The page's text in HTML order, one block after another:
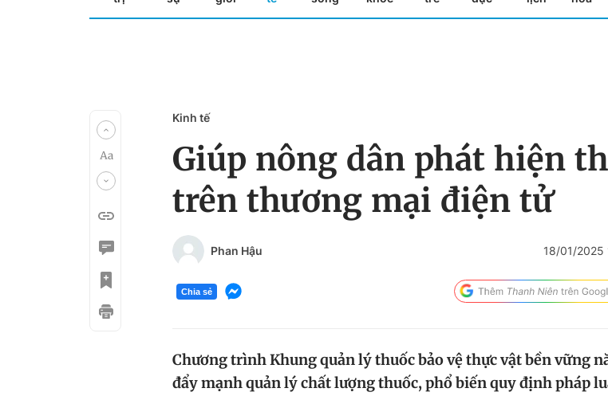
Kinh tế
Giúp nông dân phát hiện
trên thương mại điện tử
Phan Hậu 18/01/2025
Chia sẻ
Chương trình Khung quản lý thuốc bảo vệ thực vật bền vững
đẩy mạnh quản lý chất lượng thuốc, phổ biến quy định pháp